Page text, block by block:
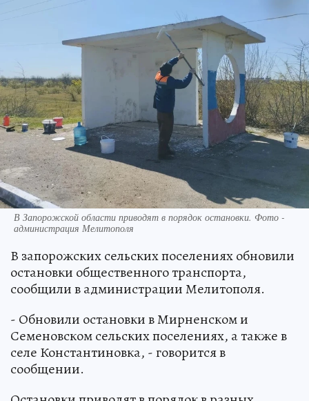
В Запорожской области приводят в порядок остановки. Фото -
администрация Мелитополя
В запорожских сельских поселениях обновили
остановки общественного транспорта,
сообщили в администрации Мелитополя.
- Обновили остановки в Мирненском и
Семеновском сельских поселениях, а также в
селе Константиновка, - говорится в
сообщении.